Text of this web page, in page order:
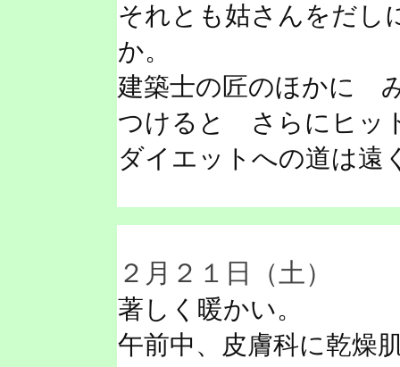
それとも姑さんをだし
か。
建築士の匠のほかに
つけると さらにヒッ
ダイエットへの道は遠
２月２１日（土）
著しく暖かい。
午前中、皮膚科に乾燥